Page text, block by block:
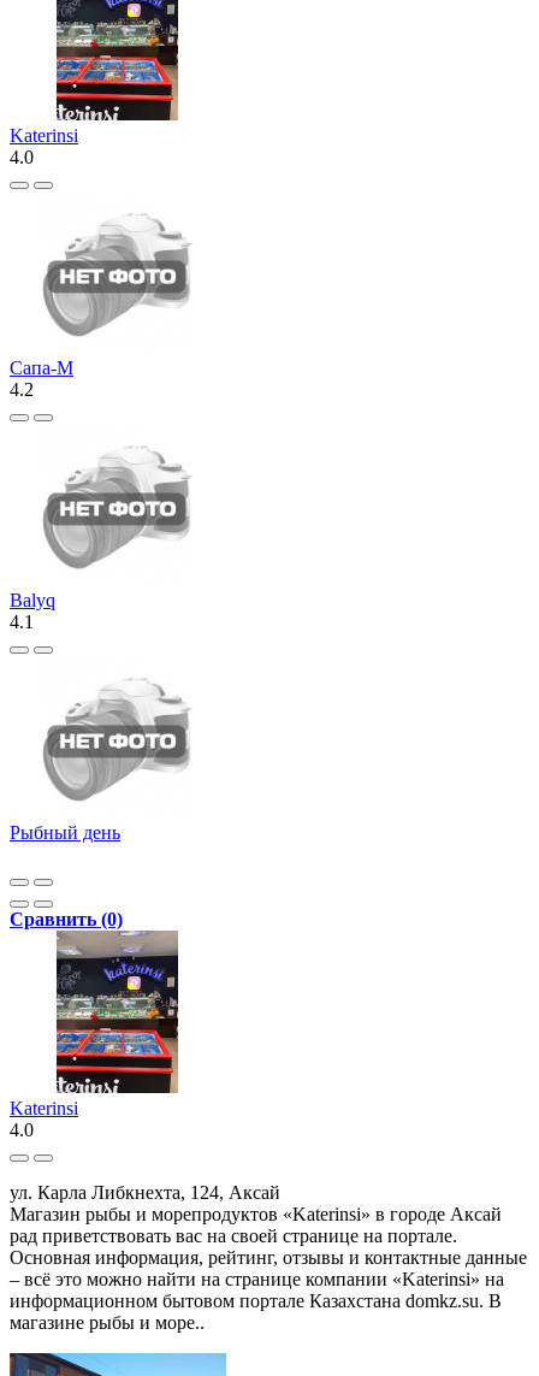
Katerinsi
4.0
Сапа-М
4.2
Balyq
4.1
Рыбный день
Сравнить (0)
Katerinsi
4.0
ул. Карла Либкнехта, 124, Аксай
Магазин рыбы и морепродуктов «Katerinsi» в городе Аксай
рад приветствовать вас на своей странице на портале.
Основная информация, рейтинг, отзывы и контактные данные
– всё это можно найти на странице компании «Katerinsi» на
информационном бытовом портале Казахстана domkz.su. В
магазине рыбы и море..